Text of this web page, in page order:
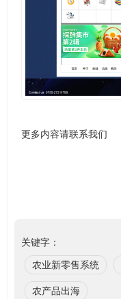
更多内容请联系我们
关键字：
农业新零售系统
农产品出海